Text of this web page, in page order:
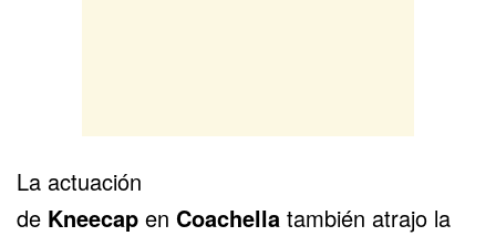
La actuación
de Kneecap en Coachella también atrajo la